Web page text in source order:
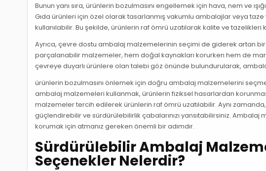
Bunun yanı sıra, ürünlerin bozulmasını engellemek için hava, nem ve
Gıda ürünleri için özel olarak tasarlanmış vakumlu ambalajlar veya
kullanılabilir. Bu şekilde, ürünlerin raf ömrü uzatılarak kalite ve tazelikleri
Ayrıca, çevre dostu ambalaj malzemelerinin seçimi de giderek artan
parçalanabilir malzemeler, hem doğal kaynakları korurken hem de
çevreye duyarlı ürünlere olan talebi göz önünde bulundurularak,
ürünlerin bozulmasını önlemek için doğru ambalaj malzemelerini
ambalaj malzemeleri kullanmak, ürünlerin fiziksel hasarlardan
malzemeler tercih edilerek ürünlerin raf ömrü uzatılabilir. Aynı
güçlendirebilir ve sürdürülebilirlik çabalarınızı yansıtabilirsiniz.
korumak için atmanız gereken önemli bir adımdır.
Sürdürülebilir Ambalaj
Seçenekler Nelerdir?